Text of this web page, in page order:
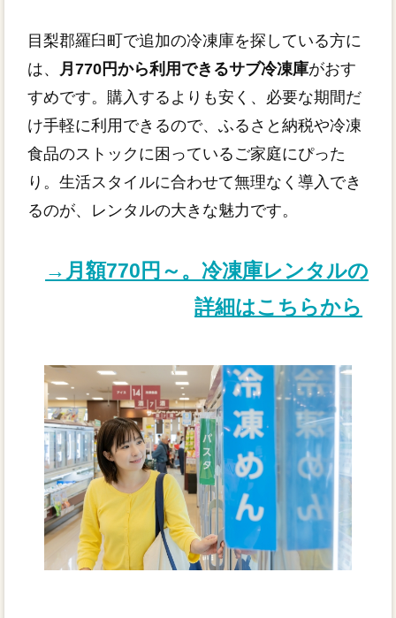
目梨郡羅臼町で追加の冷凍庫を探している方に
は、
月770円から利用できるサブ冷凍庫がおす
すめです。購入するよりも安く、必要な期間だ
け手軽に利用できるので、ふるさと納税や冷凍
食品のストックに困っているご家庭にぴった
り。生活スタイルに合わせて無理なく導入でき
るのが、レンタルの大きな魅力です。
→月額770円～。冷凍庫レンタルの
詳細はこちらから